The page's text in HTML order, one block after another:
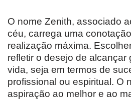
O nome Zenith, associado
céu, carrega uma
realização máxima.
refletir o desejo de alcançar
vida, seja em termos de
profissional ou espiritual. O
aspiração ao melhor e ao